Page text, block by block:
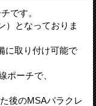
です。
）となっておりま
に取り付け可能で
ポーチで、
後のMSAパラクレ